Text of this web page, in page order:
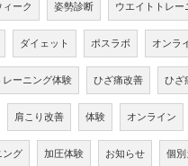
ーク 姿勢診断 ウエイトトレー
ダイェット ポスラボ オンラ
ーニング体験 ひざ痛改善 ひざ
肩こり改善 体験 オンライン
ング 加圧体験 お知らせ 個